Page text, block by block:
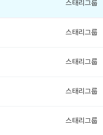
스태리그룹
스태리그룹
스태리그룹
스태리그룹
스태리그룹